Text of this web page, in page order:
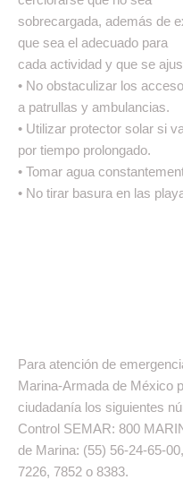
sobrecargada, además de
que sea el adecuado para
cada actividad y que se
• No obstaculizar los
a patrullas y ambulancias.
• Utilizar protector solar si
por tiempo prolongado.
• Tomar agua
• No tirar basura en las
Para atención de
Marina-Armada de México
ciudadanía los siguientes
Control SEMAR: 800
de Marina: (55) 56-24-65-
7226, 7852 o 8383.